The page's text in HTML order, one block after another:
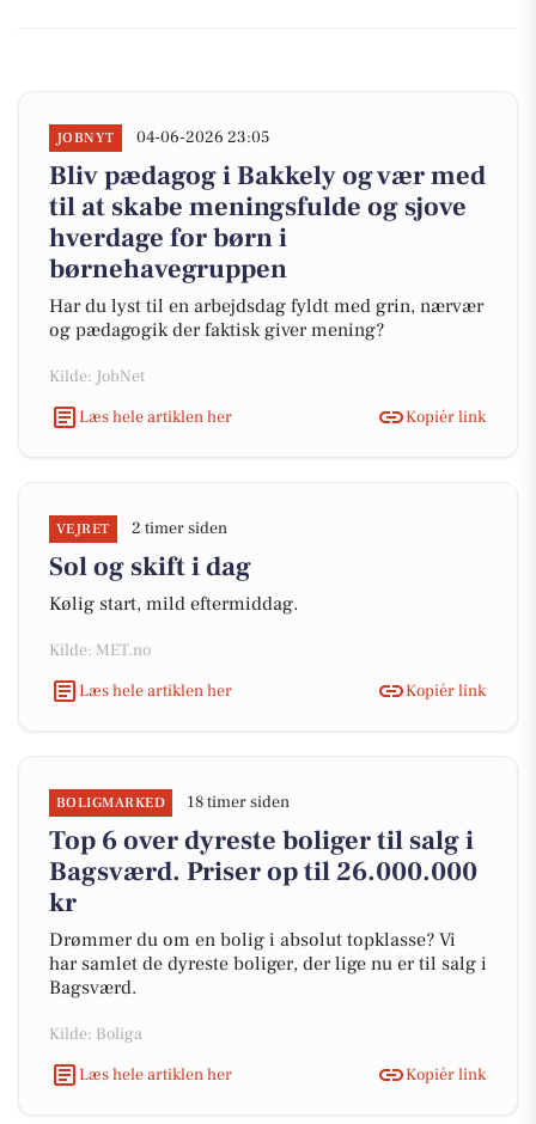
JOBNYT 04-06-2026 23:05
Bliv pædagog i Bakkely og vær med
til at skabe meningsfulde og sjove
hverdage for børn i
børnehavegruppen
Har du lyst til en arbejdsdag fyldt med grin, nærvær
og pædagogik der faktisk giver mening?
Kilde: JobNet
Læs hele artiklen her
Kopiér link
VEJRET 2 timer siden
Sol og skift i dag
Kølig start, mild eftermiddag.
Kilde: MET.no
Læs hele artiklen her
Kopiér link
BOLIGMARKED 18 timer siden
Top 6 over dyreste boliger til salg i
Bagsværd. Priser op til 26.000.000
kr
Drømmer du om en bolig i absolut topklasse? Vi
har samlet de dyreste boliger, der lige nu er til salg i
Bagsværd.
Kilde: Boliga
Læs hele artiklen her
Kopiér link